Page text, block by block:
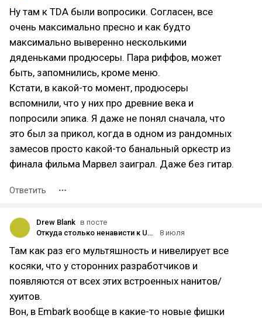
Ну там к TDA были вопросики. Согласен, все
очень максимально пресно и как будто
максимально выверенно несколькими
дяденьками продюсеры. Пара риффов, может
быть, запомнились, кроме меню.
Кстати, в какой-то момент, продюсеры
вспомнили, что у них про древние века и
попросили эпика. Я даже не понял сначала, что
это был за прикол, когда в одном из рандомных
замесов просто какой-то банальный оркестр из
финала фильма Марвел заиграл. Даже без гитар.
Ответить
Drew Blank в посте
Откуда столько ненависти к UE 5?
8 июля
Там как раз его мультяшность и нивелирует все
косяки, что у сторонних разработчиков и
появляются от всех этих встроенных нанитов/
хуитов.
Вон, в Embark вообще в какие-то новые фишки